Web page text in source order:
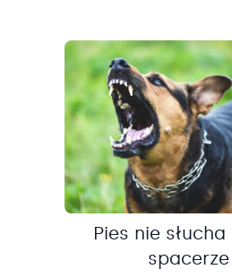
Pies nie
spacerze